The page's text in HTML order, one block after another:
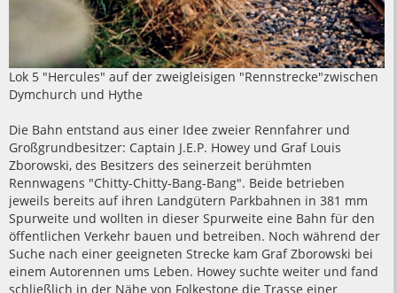
Lok 5 "Hercules" auf der zweigleisigen "Rennstrecke"zwischen
Dymchurch und Hythe
Die Bahn entstand aus einer Idee zweier Rennfahrer und
Großgrundbesitzer: Captain J.E.P. Howey und Graf Louis
Zborowski, des Besitzers des seinerzeit berühmten
Rennwagens "Chitty-Chitty-Bang-Bang". Beide betrieben
jeweils bereits auf ihren Landgütern Parkbahnen in 381 mm
Spurweite und wollten in dieser Spurweite eine Bahn für den
öffentlichen Verkehr bauen und betreiben. Noch während der
Suche nach einer geeigneten Strecke kam Graf Zborowski bei
einem Autorennen ums Leben. Howey suchte weiter und fand
schließlich in der Nähe von Folkestone die Trasse einer